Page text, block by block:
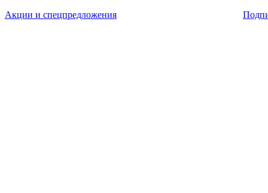
Акции и спецпредложения